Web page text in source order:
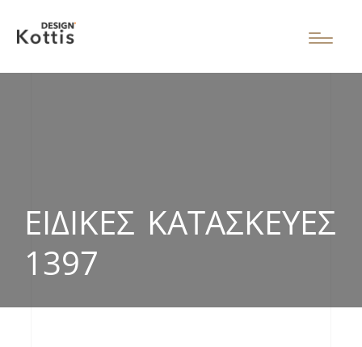
ΕΙΔΙΚΈΣ ΚΑΤΑΣΚΕΥΈΣ
1397